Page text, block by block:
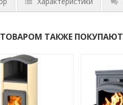
ТАКЖЕ ПОКУПАЮТ